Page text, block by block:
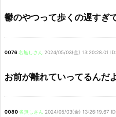
鬱のやつって歩くの遅すぎ
0076 名無しさん 2024/05/03(金) 13:20:28.01
お前が離れていってるんだ
0080名無しさん 2024/05/03(金) 13:26:19.67